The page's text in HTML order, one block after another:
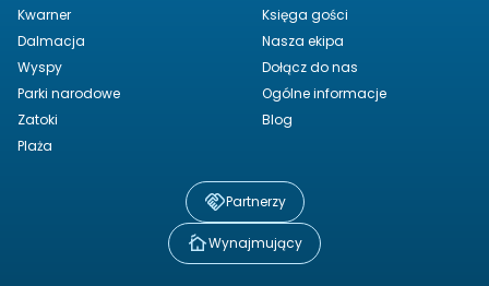
Kwarner
Dalmacja
Wyspy
Parki narodowe
Zatoki
Plaża
Księga gości
Nasza ekipa
Dołącz do nas
Ogólne informacje
Blog
Partnerzy
Wynajmujący